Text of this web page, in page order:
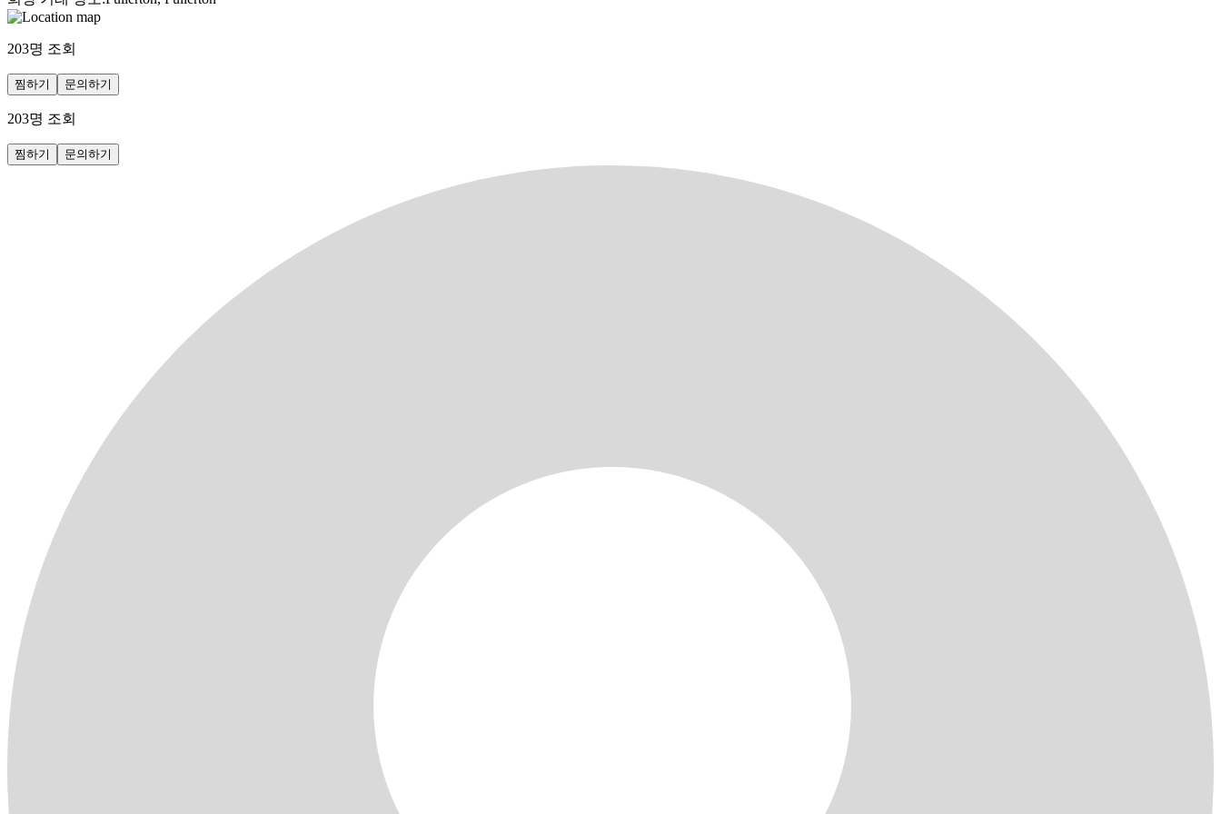
203명 조회
찜하기 문의하기
203명 조회
찜하기 문의하기